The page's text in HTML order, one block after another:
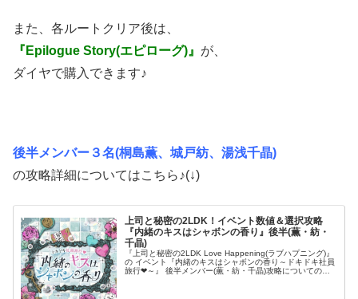
また、各ルートクリア後は、
『Epilogue Story(エピローグ)』 が、
ダイヤで購入できます♪
後半メンバー３名(桐島薫、城戸紡、湯浅千晶)
の攻略詳細についてはこちら♪(↓)
上司と秘密の2LDK！イベント数値＆選択攻略
『内緒のキスはシャボンの香り』後半(薫・紡・
千晶)
『上司と秘密の2LDK Love Happening(ラブハプニング)』
の イベント『内緒のキスはシャボンの香り～ドキドキ社員
旅行❤～』 後半メンバー(薫・紡・千晶)攻略についてのま